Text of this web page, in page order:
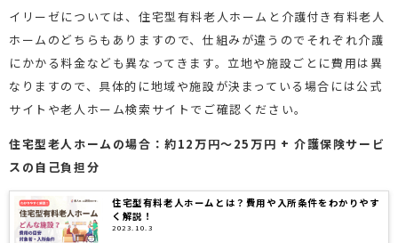
イリーゼについては、住宅型有料老人ホームと介護付き有料老人
ホームのどちらもありますので、仕組みが違うのでそれぞれ介護
にかかる料金なども異なってきます。立地や施設ごとに費用は異
なりますので、具体的に地域や施設が決まっている場合には公式
サイトや老人ホーム検索サイトでご確認ください。
住宅型老人ホームの場合：約12万円～25万円 + 介護保険サービ
スの自己負担分
住宅型有料老人ホームとは？費用や入所条件をわかりやす
く解説！
2023.10.3